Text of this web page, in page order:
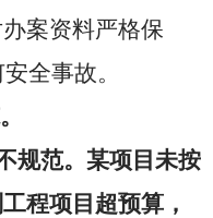
案资料严格保
全事故。
规范。 某项目未按
程项目超预算，